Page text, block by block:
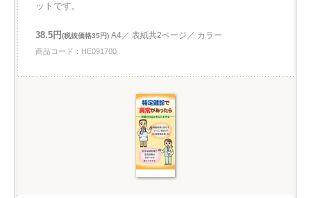
ットです。
38.5円(税抜価格35円) A4／ 表紙共2ページ／ カラー
商品コード：HE091700